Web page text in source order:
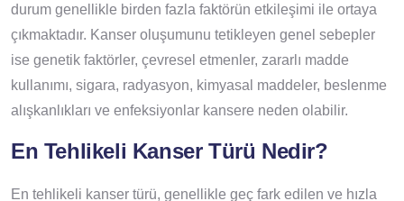
durum genellikle birden fazla faktörün etkileşimi ile ortaya
çıkmaktadır. Kanser oluşumunu tetikleyen genel sebepler
ise genetik faktörler, çevresel etmenler, zararlı madde
kullanımı, sigara, radyasyon, kimyasal maddeler, beslenme
alışkanlıkları ve enfeksiyonlar kansere neden olabilir.
En Tehlikeli Kanser Türü Nedir?
En tehlikeli kanser türü, genellikle geç fark edilen ve hızla